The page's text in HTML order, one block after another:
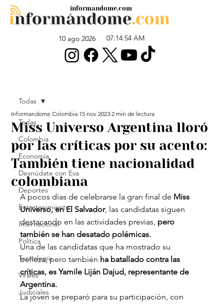
10 ago 2026 07:14:54 AM
informandome.com
Todas
Colombia
Economía
Desnúdate con Eva
Deportes
Entretenimiento
Internacional
Política
Tecnología
Virales
Judiciales
Todas
Miss Universo Argentina lloró
por las críticas por su acento:
También tiene nacionalidad
colombiana
Informandome Colombia 15 nov 2023 2 min de lectura
A pocos días de celebrarse la gran final de Miss
Universo, en El Salvador, las candidatas siguen
destacando en las actividades previas, pero
también se han desatado polémicas.
Una de las candidatas que ha mostrado su
belleza, pero también ha batallado contra las
críticas, es Yamile Liján Dajud, representante de
Argentina.
La joven se preparó para su participación, con